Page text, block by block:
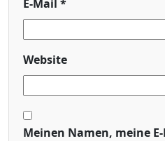
E-Mail *
Website
Meinen Namen, meine